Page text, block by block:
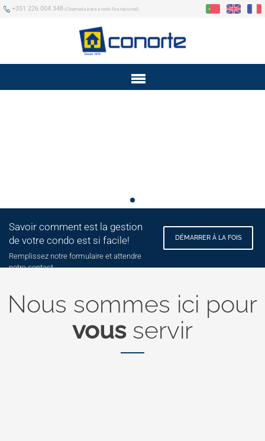
+351 226 004 348 (Chamada para a rede fixa nacional)
Menu
Savoir comment est la gestion
de votre condo est si facile!
Remplissez notre formulaire et attendre
notre contact.
DÉMARRER À LA FOIS
Nous sommes ici pour
vousservir